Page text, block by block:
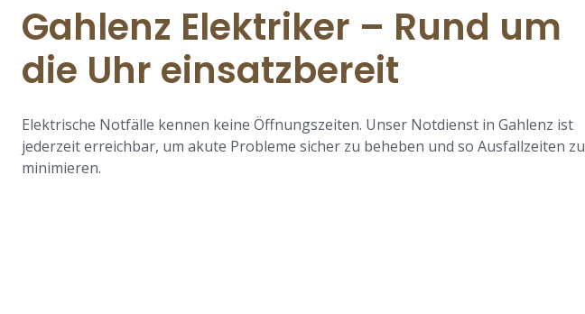
Gahlenz Elektriker – Rund um
die Uhr einsatzbereit
Elektrische Notfälle kennen keine Öffnungszeiten. Unser Notdienst in Gahlenz ist
jederzeit erreichbar, um akute Probleme sicher zu beheben und so Ausfallzeiten zu
minimieren.